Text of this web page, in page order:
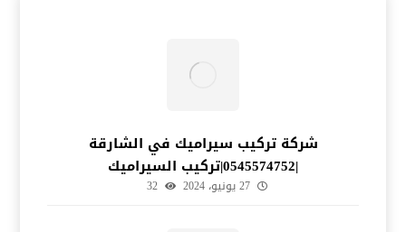
شركة تركيب سيراميك في الشارقة
|0545574752|تركيب السيراميك
27 يونيو، 2024 32